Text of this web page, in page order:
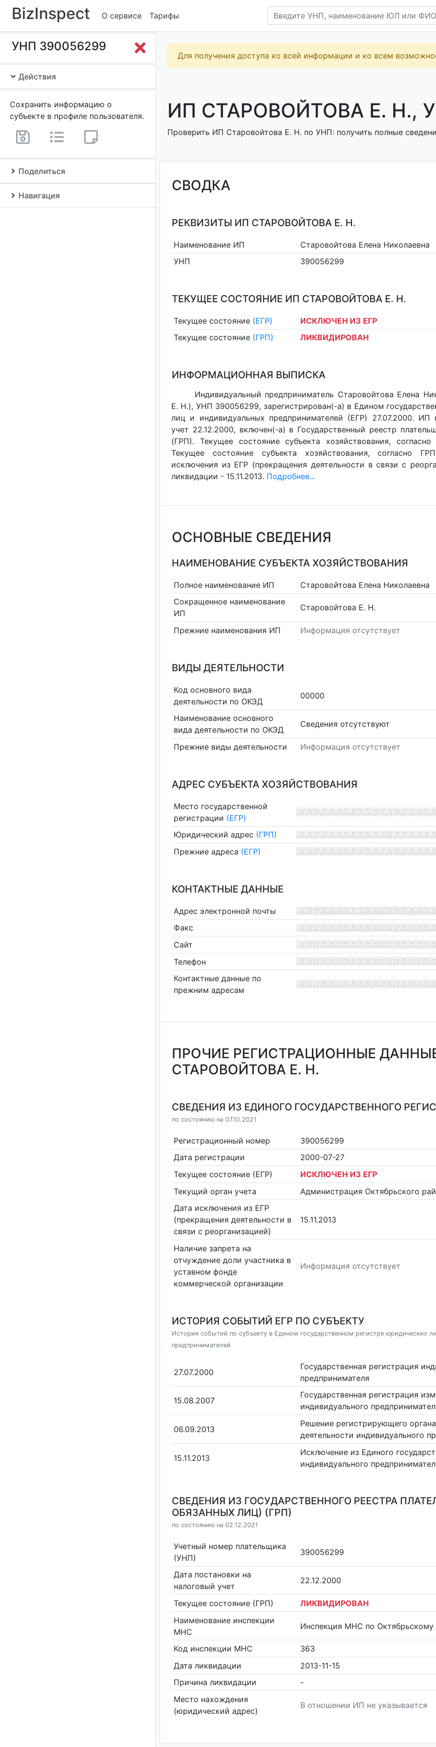
BizInspect О сервисе Тарифы
УНП 390056299
Действия
Сохранить информацию о
субъекте в профиле пользователя.
Поделиться
Навигация
Для получения доступа ко всей информации и ко всем
ИП СТАРОВОЙТОВА Е. Н.,
Проверить ИП Старовойтова Е. Н. по УНП: получить полные
СВОДКА
РЕКВИЗИТЫ ИП СТАРОВОЙТОВА Е. Н.
Наименование ИП
Старовойтова Елена Николаевна
УНП
390056299
ТЕКУЩЕЕ СОСТОЯНИЕ ИП СТАРОВОЙТОВА Е. Н.
Текущее состояние (ЕГР)
ИСКЛЮЧЕН ИЗ ЕГР
Текущее состояние (ГРП) ЛИКВИДИРОВАН
ИНФОРМАЦИОННАЯ ВЫПИСКА
Индивидуальный предприниматель Старовойтова Елена
Е. Н.), УНП 390056299, зарегистрирован(-а) в Едином
лиц и индивидуальных предпринимателей (ЕГР) 27.07.2000. ИП
учет 22.12.2000, включен(-a) в Государственный реестр
(ГРП). Текущее состояние субъекта хозяйствования,
Текущее состояние субъекта хозяйствования, согласно
исключения из ЕГР (прекращения деятельности в связи с
ликвидации - 15.11.2013. Подробнее...
ОСНОВНЫЕ СВЕДЕНИЯ
НАИМЕНОВАНИЕ СУБЪЕКТА ХОЗЯЙСТВОВАНИЯ
Полное наименование ИП
Старовойтова Елена Николаевна
Сокращенное наименование
ИП
Старовойтова Е. Н.
Прежние наименования ИП Информация отсутствует
ВИДЫ ДЕЯТЕЛЬНОСТИ
Код основного вида
деятельности по ОКЭД
00000
Наименование основного
вида деятельности по ОКЭД
Cведения отсутствуют
Прежние виды деятельности Информация отсутствует
АДРЕС СУБЪЕКТА ХОЗЯЙСТВОВАНИЯ
Место государственной
регистрации (ЕГР)
Юридический адрес (ГРП)
Прежние адреса (ЕГР)
КОНТАКТНЫЕ ДАННЫЕ
Адрес электронной почты
Факс
Сайт
Телефон
Контактные данные по
прежним адресам
ПРОЧИЕ РЕГИСТРАЦИОННЫЕ
СТАРОВОЙТОВА Е. Н.
СВЕДЕНИЯ ИЗ ЕДИНОГО ГОСУДАРСТВЕННОГО
по состоянию на 07.10.2021
Регистрационный номер
390056299
Дата регистрации
2000-07-27
Текущее состояние (ЕГР)
ИСКЛЮЧЕН ИЗ ЕГР
Текущий орган учета
Администрация Октябрьского
Дата исключения из ЕГР
(прекращения деятельности в
связи с реорганизацией)
15.11.2013
Наличие запрета на
отчуждение доли участника в
уставном фонде
коммерческой организации
Информация отсутствует
ИСТОРИЯ СОБЫТИЙ ЕГР ПО СУБЪЕКТУ
История событий по субъекту в Едином государственном регистре юридических
предпринимателей
27.07.2000
Государственная регистрация
предпринимателя
15.08.2007
Государственная регистрация
индивидуального
06.09.2013
Решение регистрирующего
деятельности индивидуального
15.11.2013
Исключение из Единого
индивидуального
СВЕДЕНИЯ ИЗ ГОСУДАРСТВЕННОГО РЕЕСТРА
ОБЯЗАННЫХ ЛИЦ) (ГРП)
по состоянию на 02.12.2021
Учетный номер плательщика
(УНП)
390056299
Дата постановки на
налоговый учет
22.12.2000
Текущее состояние (ГРП)
ЛИКВИДИРОВАН
Наименование инспекции
МНС
Инспекция МНС по Октябрьскому
Код инспекции МНС
363
Дата ликвидации
2013-11-15
Причина ликвидации
-
Место нахождения
(юридический адрес)
В отношении ИП не указывается